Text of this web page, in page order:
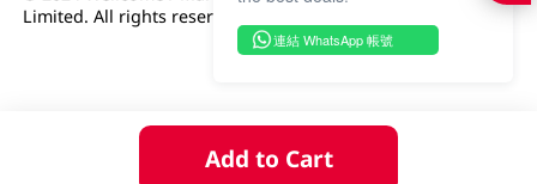
Add to Cart
Limited. All rights reserved.
連結 WhatsApp 帳號